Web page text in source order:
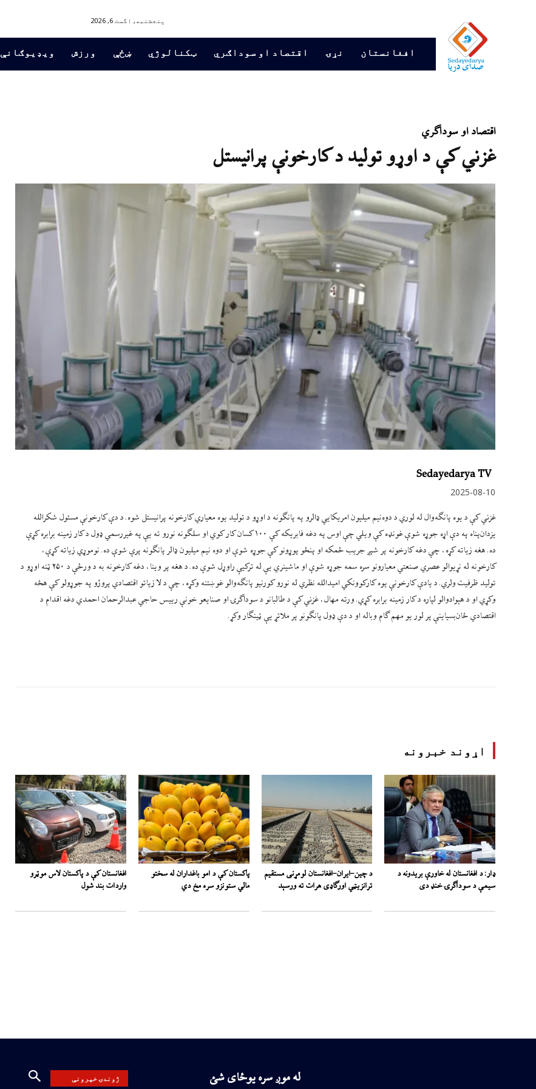
پنجشنبه, اگست 6, 2026
افغانستان نړۍ اقتصاد او سوداګري ټکنالوژي ښځې ورزش ویډیوګانې
اقتصاد او سوداګري
غزني کې د اوړو تولید د کارخونې پرانیستل
Sedayedarya TV
2025-08-10
غزني کې د یوه پانګه‌وال له لوري د دوه‌نیم میلیون امریکايي ډالرو په پانګونه د اوړو د تولید یوه معیاري کارخونه پرانیستل شوه. د دې کارخونې مسئول شکرالله
یزدان‌پناه په دې اړه جوړه شوې غونډه کې ویلي چې اوس په دغه فابریکه کې ۱۰۰ کسان کار کوي او سلګونه نورو ته یې په غیررسمي ډول د کار زمینه برابره کړې
ده. هغه زیاته کړه، چې دغه کارخونه پر شپږ جریب ځمکه او پنځو پوړونو کې جوړه شوې او دوه نیم میلیون ډالر پانګونه پرې شوې ده. نوموړي زیاته کړې،
کارخونه له نړيوالو عصري صنعتي معیارونو سره سمه جوړه شوې او ماشینري یې له ترکیې راوړل شوې ده. د هغه پر وینا، دغه کارخونه به د ورځې د ۲۵۰ ټنه اوړو د
تولید ظرفیت ولري. د یادې کارخونې یوه کارکوونکي امیدالله نظري له نورو کورنیو پانګه‌والو غوښتنه وکړه، چې د لا زیاتو اقتصادي پروژو په جوړولو کې هڅه
وکړي او د هېوادوالو لپاره د کار زمینه برابره کړي. ورته مهال، غزني کې د طالبانو د سوداګرۍ او صنایعو خونې رییس حاجي عبدالرحمان احمدي دغه اقدام د
اقتصادي ځان‌بسیاینې پر لور یو مهم ګام وباله او د دې ډول پانګونو پر ملاتړ یې ټینګار وکړ.
اړوند خبرونه
ډار: د افغانستان له خاورې بریدونه د
سیمې د سوداګرۍ خنډ دی
د چین–ایران–افغانستان لومړنی مستقیم
ترانزیټي اورګاډی هرات ته ورسېد
پاکستان کې د امو باغداران له سختو
مالي ستونزو سره مخ دي
افغانستان کې د پاکستان لاس موټرو
واردات بند شول
ژوندۍ خپرونې له موږ سره یوځای شئ